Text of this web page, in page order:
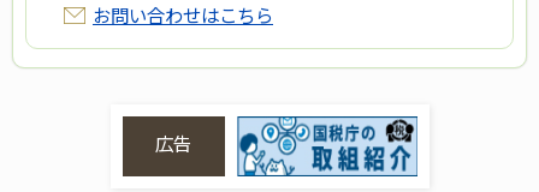
お問い合わせはこちら
広告